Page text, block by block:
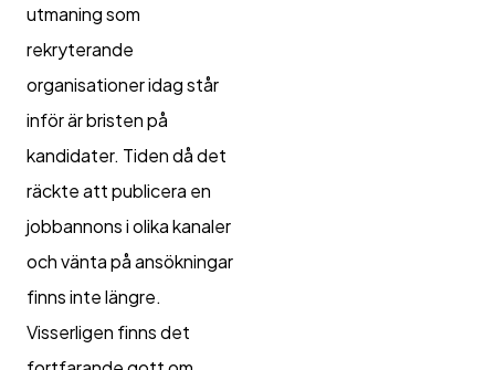
utmaning som
rekryterande
organisationer idag står
inför är bristen på
kandidater. Tiden då det
räckte att publicera en
jobbannons i olika kanaler
och vänta på ansökningar
finns inte längre.
Visserligen finns det